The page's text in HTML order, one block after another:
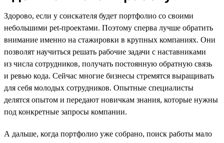
Здорово, если у соискателя будет портфолио со своими
небольшими pet-проектами. Поэтому сперва лучше обратить
внимание именно на стажировки в крупных компаниях. Они
позволят научиться решать рабочие задачи с наставниками
из числа сотрудников, получать постоянную обратную связь
и ревью кода. Сейчас многие бизнесы стремятся выращивать
для себя молодых сотрудников. Опытные специалисты
делятся опытом и передают новичкам знания, которые нужны
под конкретные запросы компании.
А дальше, когда портфолио уже собрано, поиск работы мало